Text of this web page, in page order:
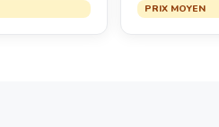
PRIX MOYEN